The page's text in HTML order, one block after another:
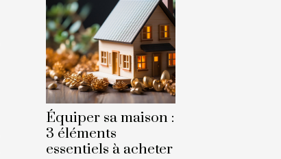
Équiper sa maison :
3 éléments
essentiels à acheter